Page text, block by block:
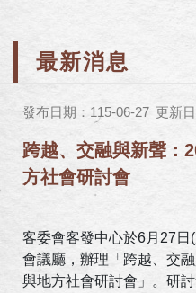
最新消息
發布日期：115-06-27 更新
跨越、交融與新聲：
方社會研討會
客委會客發中心於6月27
會議廳，辦理「跨越、交
與地方社會研討會」。研